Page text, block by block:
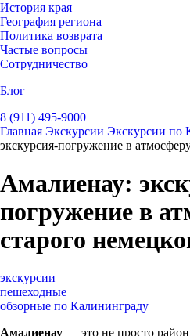
История края
География региона
Политика возврата
Частые вопросы
Сотрудничество
Блог
8 (911) 495-9000
Главная Экскурсии Экскурсии по
экскурсия-погружение в
Амалиенау:
погружение в
старого
экскурсии
пешеходные
обзорные по Калининграду
Амалиенау — это не просто